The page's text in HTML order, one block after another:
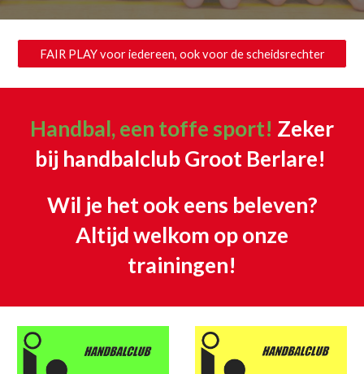
FAIR PLAY voor iedereen, ook voor de scheidsrechter
Handbal, een toffe sport! Zeker
bij handbalclub Groot Berlare!
Wil je het ook eens beleven?
Altijd welkom op onze
trainingen!